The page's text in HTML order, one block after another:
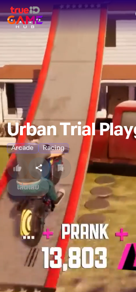
Urban Trial
Arcade Racing
เล่นเลย